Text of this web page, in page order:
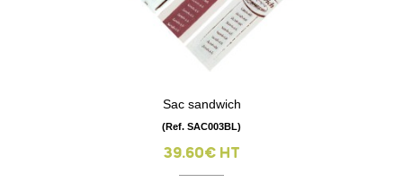
Sac sandwich
(Ref. SAC003BL)
39.60€ HT